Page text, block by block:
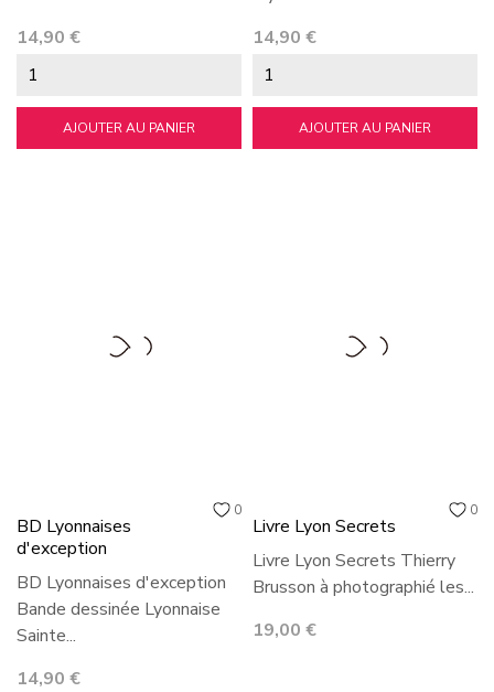
Prix
14,90 €
AJOUTER AU PANIER
Prix
14,90 €
AJOUTER AU PANIER
0
BD Lyonnaises
d'exception
BD Lyonnaises d'exception
Bande dessinée Lyonnaise
Sainte...
Prix
14,90 €
0
Livre Lyon Secrets
Livre Lyon Secrets Thierry
Brusson à photographié les...
Prix
19,00 €